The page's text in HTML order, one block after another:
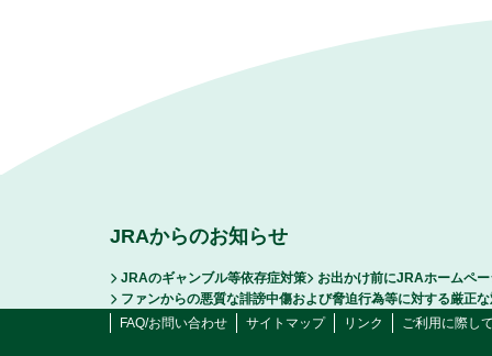
JRAからのお知らせ
JRAのギャンブル等依存症対策
お出かけ前にJRAホームペ
ファンからの悪質な誹謗中傷および脅迫行為等に対する厳正
FAQ/お問い合わせ
サイトマップ リンク ご利用に際し